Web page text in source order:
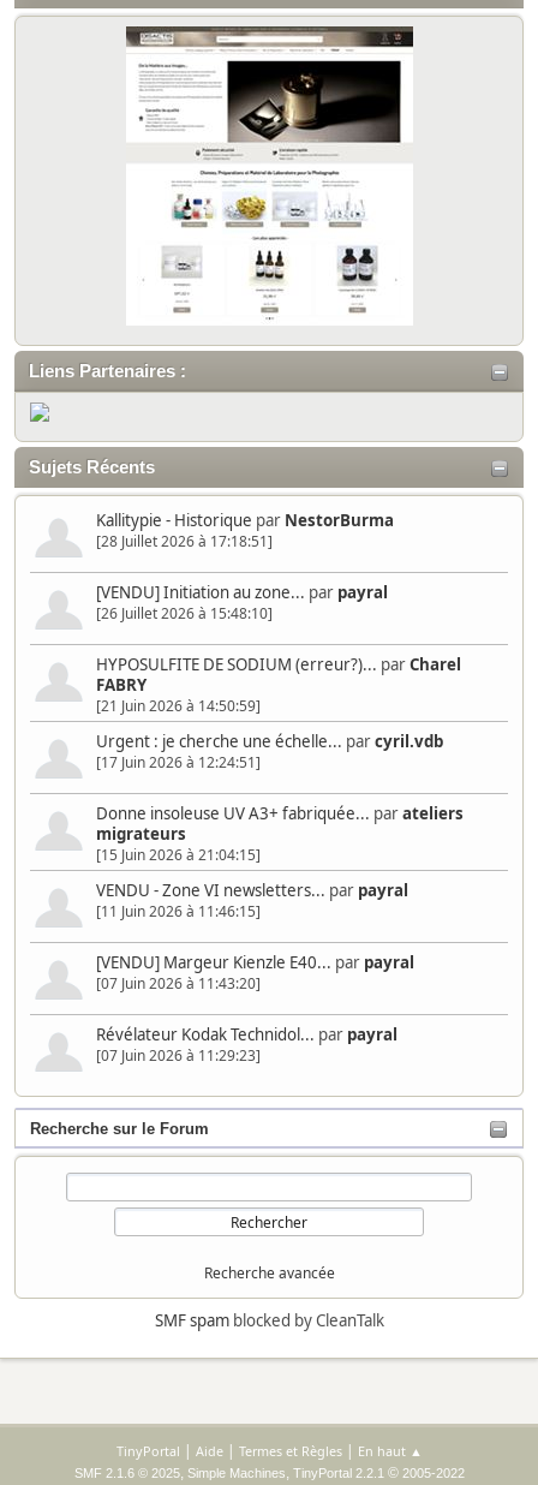
Liens Partenaires :
Sujets Récents
Kallitypie - Historique par NestorBurma
[28 Juillet 2026 à 17:18:51]
[VENDU] Initiation au zone... par payral
[26 Juillet 2026 à 15:48:10]
HYPOSULFITE DE SODIUM (erreur?)... parCharel
FABRY
[21 Juin 2026 à 14:50:59]
Urgent : je cherche une échelle... parcyril.vdb
[17 Juin 2026 à 12:24:51]
Donne insoleuse UV A3+ fabriquée... parateliers
migrateurs
[15 Juin 2026 à 21:04:15]
VENDU - Zone VI newsletters... par payral
[11 Juin 2026 à 11:46:15]
[VENDU] Margeur Kienzle E40... par payral
[07 Juin 2026 à 11:43:20]
Révélateur Kodak Technidol... par payral
[07 Juin 2026 à 11:29:23]
Recherche sur le Forum
Recherche avancée
SMF spamblocked by CleanTalk
TinyPortal | Aide| Termes et Règles| En haut ▲
SMF 2.1.6 © 2025, Simple Machines, TinyPortal 2.2.1© 2005-2022